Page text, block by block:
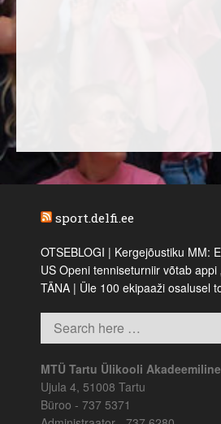
sport.delfi.ee
OTSEBLOGI | Kergejõustiku MM:
US Openi tenniseturniir võtab appi
TÄNA | Üle 100 ekipaaži osalusel
MTÜ Tartu Ülikooli
Ujula 4, 51008 Tartu
Büroo - 737 5371